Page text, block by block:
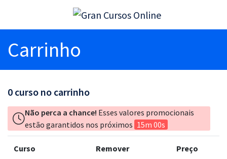
Carrinho
0 curso no carrinho
Não perca a chance! Esses valores promocionais
estão garantidos nos próximos 15m 00s
Curso Remover Preço